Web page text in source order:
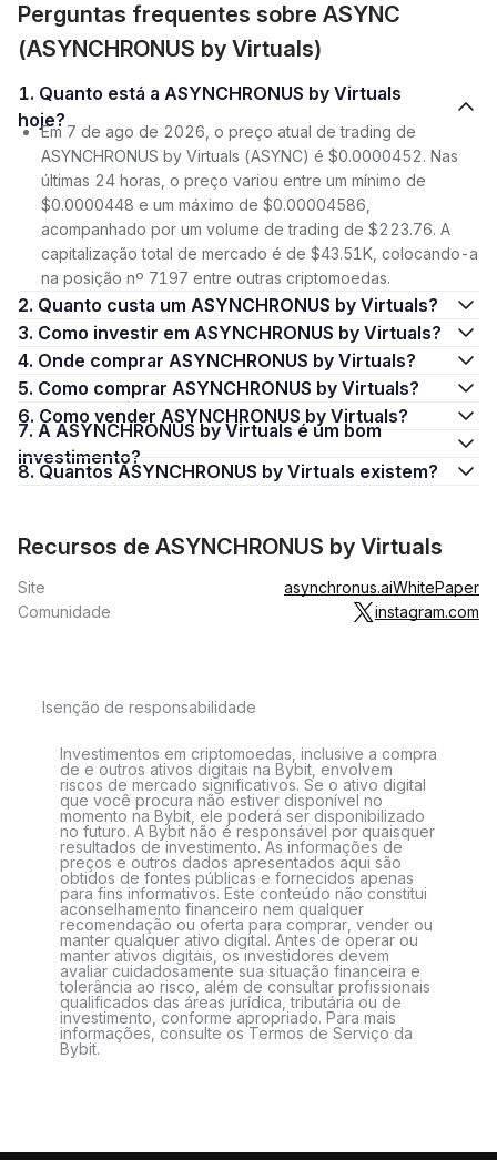
Perguntas frequentes sobre ASYNC
(ASYNCHRONUS by Virtuals)
1. Quanto está a ASYNCHRONUS by Virtuals
hoje?
Em 7 de ago de 2026, o preço atual de trading de
ASYNCHRONUS by Virtuals (ASYNC) é $0.0000452. Nas
últimas 24 horas, o preço variou entre um mínimo de
$0.0000448 e um máximo de $0.00004586,
acompanhado por um volume de trading de $223.76. A
capitalização total de mercado é de $43.51K, colocando-a
na posição nº 7197 entre outras criptomoedas.
2. Quanto custa um ASYNCHRONUS by Virtuals?
3. Como investir em ASYNCHRONUS by Virtuals?
4. Onde comprar ASYNCHRONUS by Virtuals?
5. Como comprar ASYNCHRONUS by Virtuals?
6. Como vender ASYNCHRONUS by Virtuals?
7. A ASYNCHRONUS by Virtuals é um bom
investimento?
8. Quantos ASYNCHRONUS by Virtuals existem?
Recursos de ASYNCHRONUS by Virtuals
Site asynchronus.aiWhitePaper
Comunidade
instagram.com
Isenção de responsabilidade
Investimentos em criptomoedas, inclusive a compra
de e outros ativos digitais na Bybit, envolvem
riscos de mercado significativos. Se o ativo digital
que você procura não estiver disponível no
momento na Bybit, ele poderá ser disponibilizado
no futuro. A Bybit não é responsável por quaisquer
resultados de investimento. As informações de
preços e outros dados apresentados aqui são
obtidos de fontes públicas e fornecidos apenas
para fins informativos. Este conteúdo não constitui
aconselhamento financeiro nem qualquer
recomendação ou oferta para comprar, vender ou
manter qualquer ativo digital. Antes de operar ou
manter ativos digitais, os investidores devem
avaliar cuidadosamente sua situação financeira e
tolerância ao risco, além de consultar profissionais
qualificados das áreas jurídica, tributária ou de
investimento, conforme apropriado. Para mais
informações, consulte os Termos de Serviço da
Bybit.